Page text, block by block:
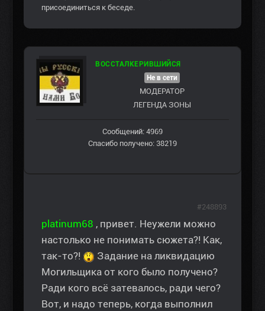
присоединиться к беседе.
ВОССТАЛКЕРИВШИЙСЯ
Не в сети
МОДЕРАТОР
ЛЕГЕНДА ЗОНЫ
Сообщений: 4969
Спасибо получено: 38219
platinum68 , привет. Неужели можно
настолько не понимать сюжета?! Как,
так-то?!
Задание на ликвидацию
Могильщика от кого было получено?
Ради кого всё затевалось, ради чего?
Вот, и надо теперь, когда выполнил
#248893